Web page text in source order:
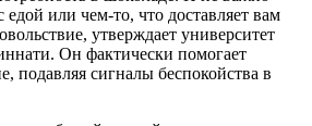
едой или чем-то, что доставляет вам
утверждает университет
Он фактически помогает
подавляя сигналы беспокойства в